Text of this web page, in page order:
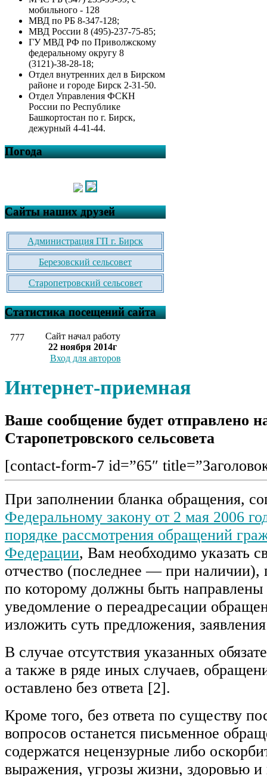
мобильного - 128
МВД по РБ 8-347-128;
МВД России 8 (495)-237-75-85;
ГУ МВД РФ по Приволжскому
федеральному округу 8
(3121)-38-28-18;
Отдел внутренних дел в Бирском
районе и городе Бирск 2-31-50.
Отдел Управления ФСКН
России по Республике
Башкортостан по г. Бирск,
дежурный 4-41-44.
Погода
Сайты наших друзей
Администрация ГП г. Бирск
Березовский сельсовет
Старопетровский сельсовет
Статистика посещений сайта
777
Сайт начал работу
22 ноября 2014г
Вход для авторов
Интернет-приемная
Ваше сообщение будет отправлено
Старопетровского сельсовета
[contact-form-7 id=”65″
При заполнении бланка обращения,
Федеральному закону от 2 мая 2006
порядке рассмотрения обращений
Федерации, Вам необходимо указать
отчество (последнее — при наличии),
по которому должны быть направлены
уведомление о переадресации
изложить суть предложения,
В случае отсутствия указанных
а также в ряде иных случаев,
оставлено без ответа [2].
Кроме того, без ответа по существу
вопросов останется письменное
содержатся нецензурные либо
выражения, угрозы жизни, здоровью